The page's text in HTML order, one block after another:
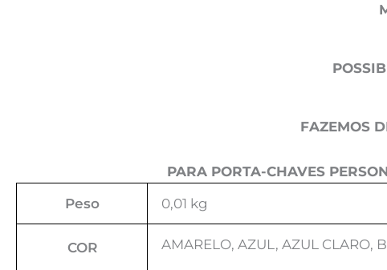
FAZEMOS
PARA PORTA-CHAVES
Peso
0,01 kg
COR AMARELO, AZUL, AZUL CLARO,